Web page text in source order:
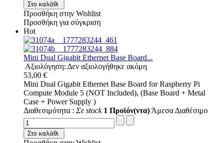
Στο καλάθι
Προσθήκη στην Wishlist
Προσθήκη για σύγκριση
Hot
Mini Dual Gigabit Ethernet Base Board...
Αξιολόγηση: Δεν αξιολογήθηκε ακόμη
53,00 €
Mini Dual Gigabit Ethernet Base Board for Raspberry Pi
Compute Module 5 (NOT Included), (Base Board + Metal
Case + Power Supply )
Διαθεσιμότητα : Σε stock 1 Προϊόν(ντα) Άμεσα Διαθέσιμο
Στο καλάθι